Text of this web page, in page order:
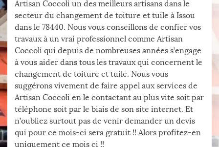
Artisan Coccoli un des meilleurs artisans dans le
secteur du changement de toiture et tuile à Issou
dans le 78440. Nous vous conseillons de confier vos
travaux à un vrai professionnel comme Artisan
Coccoli qui depuis de nombreuses années s’engage
à vous aider dans tous les travaux qui concernent le
changement de toiture et tuile. Nous vous
suggérons vivement de faire appel aux services de
Artisan Coccoli en le contactant au plus vite soit par
téléphone soit par le biais de son site internet. Et
n’oubliez surtout pas de venir demander un devis
qui pour ce mois-ci sera gratuit !! Alors profitez-en
uniquement ce mois ci !!